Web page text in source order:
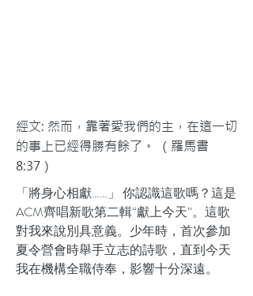
經文: 然而，靠著愛我們的主，在這一切
的事上已經得勝有餘了。 （羅馬書
8:37）
「將身心相獻……」 你認識這歌嗎？這是
ACM齊唱新歌第二輯“獻上今天”。這歌
對我來說別具意義。少年時，首次參加
夏令營會時舉手立志的詩歌，直到今天
我在機構全職侍奉，影響十分深遠。